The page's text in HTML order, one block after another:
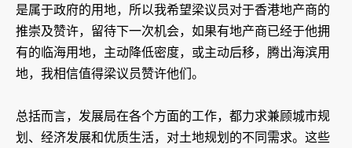
是属于政府的用地，所以我希望梁议员对于香港地产商的
推崇及赞许，留待下一次机会，如果有地产商已经于他拥
有的临海用地，主动降低密度，或主动后移，腾出海滨用
地，我相信值得梁议员赞许他们。
总括而言，发展局在各个方面的工作，都力求兼顾城市规
划、经济发展和优质生活，对土地规划的不同需求。这些